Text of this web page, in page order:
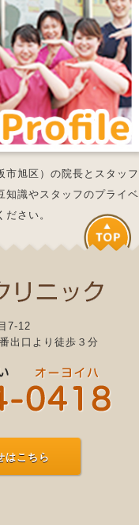
市旭区）の院長とスタッフ
知識やスタッフのプライベ
さい。
7-12
出口より徒歩３分
はこちら